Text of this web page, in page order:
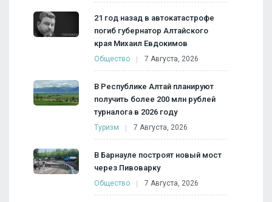
21 год назад в автокатастрофе
погиб губернатор Алтайского
края Михаил Евдокимов
Общество 7 Августа, 2026
В Республике Алтай планируют
получить более 200 млн рублей
турналога в 2026 году
Туризм 7 Августа, 2026
В Барнауле построят новый мост
через Пивоварку
Общество 7 Августа, 2026